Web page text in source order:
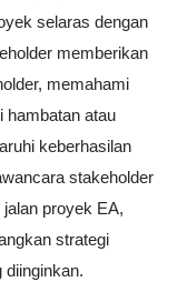
selaras dengan
memberikan
memahami
hambatan atau
keberhasilan
stakeholder
proyek EA,
strategi
diinginkan.